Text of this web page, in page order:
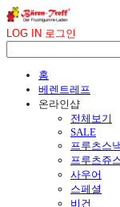
LOG IN 로그인
홈
베렌트레프
온라인샵
전체보기
SALE
프루츠스낵
프루츠쥬
사우어
스페셜
비건